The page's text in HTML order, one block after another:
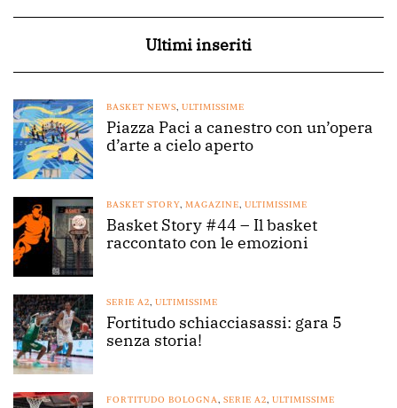
Ultimi inseriti
BASKET NEWS, ULTIMISSIME
Piazza Paci a canestro con un’opera
d’arte a cielo aperto
BASKET STORY, MAGAZINE, ULTIMISSIME
Basket Story #44 – Il basket
raccontato con le emozioni
SERIE A2, ULTIMISSIME
Fortitudo schiacciasassi: gara 5
senza storia!
FORTITUDO BOLOGNA, SERIE A2, ULTIMISSIME